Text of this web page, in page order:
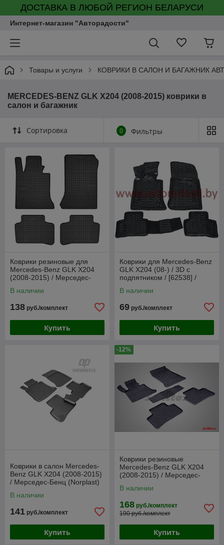
ДОСТАВКА В ЛЮБОЙ РЕГИОН БЕЛАРУСИ
Интернет-магазин "Авторадости"
Товары и услуги КОВРИКИ В САЛОН И БАГАЖНИК
MERCEDES-BENZ GLK X204 (2008-2015) коврики в
салон и багажник
Сортировка 0 Фильтры
Коврики резиновые для
Mercedes-Benz GLK X204
(2008-2015) / Мерседес-
В наличии
138 руб./комплект
Купить
Коврики для Mercedes-Benz
GLK X204 (08-) / 3D c
подпятником / [62538] /
204
В наличии
69 руб./комплект
Купить
Коврики в салон Mercedes-
Benz GLK X204 (2008-2015)
/ Мерседес-Бенц (Norplast)
В наличии
141 руб./комплект
Купить
-12%
Коврики резиновые
Mercedes-Benz GLK X204
(2008-2015) / Мерседес-
В наличии
168 руб./комплект
190 руб./комплект
Купить